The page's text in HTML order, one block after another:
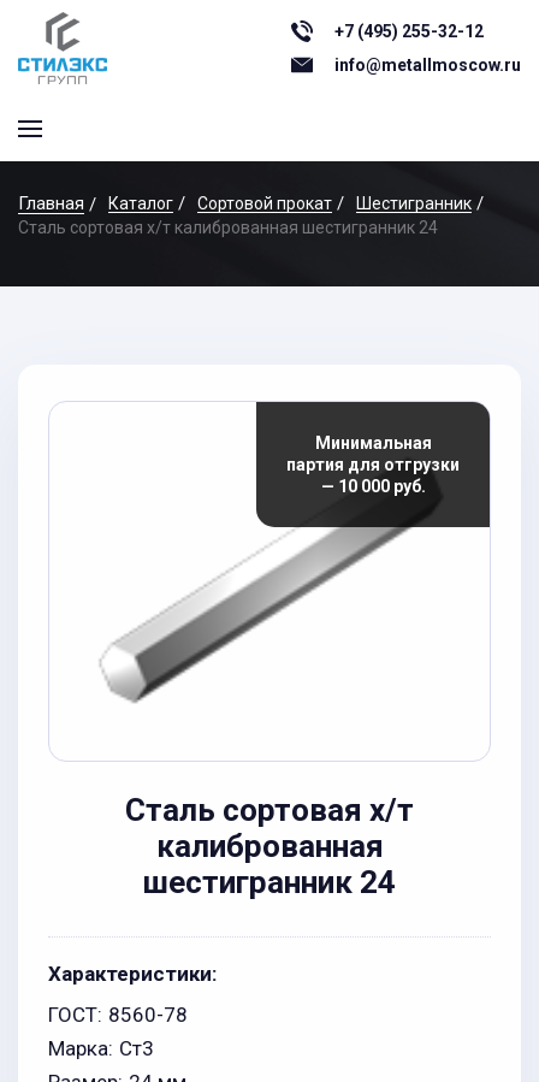
+7 (495) 255-32-12
info@metallmoscow.ru
Главная Каталог Сортовой прокат
Шестигранник
Сталь сортовая х/т калиброванная шестигранник 24
Минимальная
партия для отгрузки
— 10 000 руб.
Сталь сортовая х/т
калиброванная
шестигранник 24
Характеристики:
ГОСТ: 8560-78
Марка: Ст3